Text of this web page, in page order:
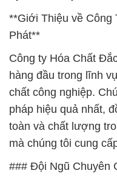
**Giới Thiệu về Công
Phát**
Công ty Hóa Chất
hàng đầu trong lĩnh
chất công nghiệp.
pháp hiệu quả nhất,
toàn và chất lượng
mà chúng tôi cung
### Đội Ngũ Chuyên